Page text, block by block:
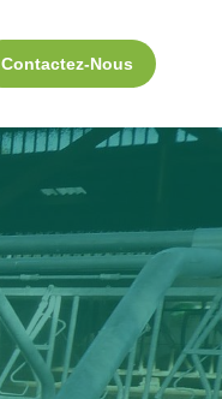
Contactez-Nous